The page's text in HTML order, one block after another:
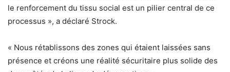
le renforcement du tissu social est un pilier central de ce
processus », a déclaré Strock.
« Nous rétablissons des zones qui étaient laissées sans
présence et créons une réalité sécuritaire plus solide des